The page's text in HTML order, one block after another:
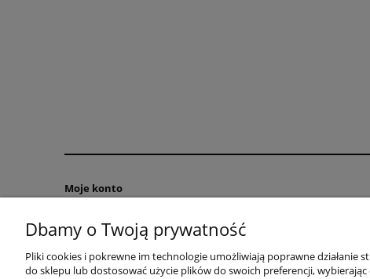
Moje konto
Ustawienia konta
Przechowalnia
Dbamy o Twoją prywatność
Pliki cookies i pokrewne im technologie umożliwiają poprawne
do sklepu lub dostosować użycie plików do swoich preferencji,